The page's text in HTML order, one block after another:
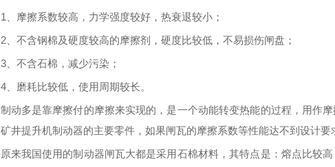
1、摩擦系数较高，力学强度较好，热衰退较小；
2、不含钢棉及硬度较高的摩擦剂，硬度比较低，不易损伤闸盘；
3、不含石棉， 减少污染 ；
4、磨耗比较低，使用周期较长。
制动多是靠摩擦付的摩擦来实现的，是一个动能转变热能的过程，用作
矿井提升机制动器的主要零件，如果闸瓦的摩擦系数等性能达不到设计要
原来我国使用的制动器闸瓦大都是采用石棉材料，其特点是：熔点比较高